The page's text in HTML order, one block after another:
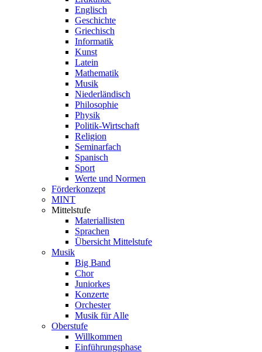
Englisch
Geschichte
Griechisch
Informatik
Kunst
Latein
Mathematik
Musik
Niederländisch
Philosophie
Physik
Politik-Wirtschaft
Religion
Seminarfach
Spanisch
Sport
Werte und Normen
Förderkonzept
MINT
Mittelstufe
Materiallisten
Sprachen
Übersicht Mittelstufe
Musik
Big Band
Chor
Juniorkes
Konzerte
Orchester
Musik für Alle
Oberstufe
Willkommen
Einführungsphase